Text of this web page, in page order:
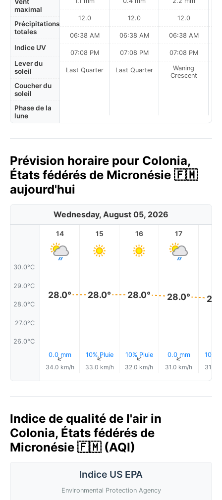
maximal
Précipitations
totales
Indice UV
Lever du
soleil
Coucher du
soleil
Phase de la
lune
12.0
06:38 AM
07:08 PM
Last Quarter
12.0
06:38 AM
07:08 PM
Last Quarter
12.0
06:38 AM
07:08 PM
Waning
Crescent
Prévision horaire pour Colonia,
États fédérés de Micronésie 🇫🇲
aujourd'hui
Wednesday, August 05, 2026
30.0°C
29.0°C
28.0°C
27.0°C
26.0°C
14
28.0°
0.0 mm
↑
34.0 km/h
15
28.0°
10% Pluie
↑
33.0 km/h
16
28.0°
10% Pluie
↑
32.0 km/h
17
28.0°
0.0 mm
↑
31.0 km/h
10%
31.0
Indice de qualité de l'air in
Colonia, États fédérés de
Micronésie 🇫🇲 (AQI)
Indice US EPA
Environmental Protection Agency